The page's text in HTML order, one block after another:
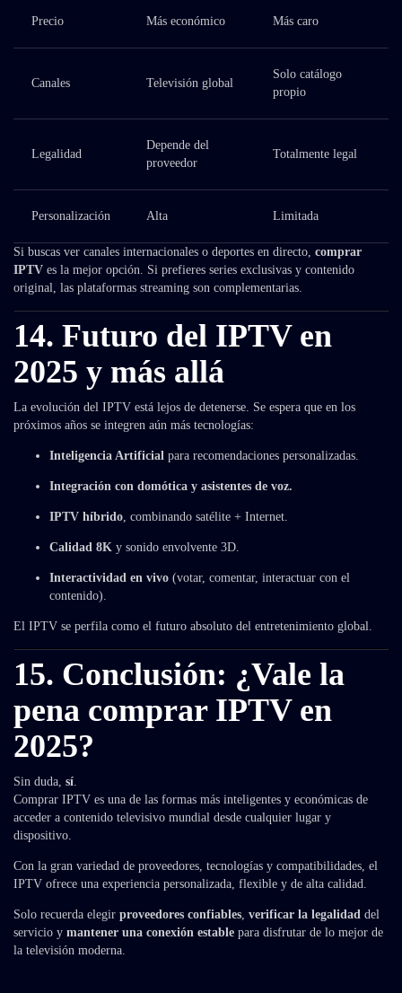
Precio Más económico Más caro
Canales Televisión global
Solo catálogo
propio
Legalidad
Depende del
proveedor
Totalmente legal
Personalización Alta Limitada
Si buscas ver canales internacionales o deportes en directo, comprar
IPTV es la mejor opción. Si prefieres series exclusivas y contenido
original, las plataformas streaming son complementarias.
14. Futuro del IPTV en
2025 y más allá
La evolución del IPTV está lejos de detenerse. Se espera que en los
próximos años se integren aún más tecnologías:
Inteligencia Artificial para recomendaciones personalizadas.
Integración con domótica y asistentes de voz.
IPTV híbrido, combinando satélite + Internet.
Calidad 8K y sonido envolvente 3D.
Interactividad en vivo (votar, comentar, interactuar con el
contenido).
El IPTV se perfila como el futuro absoluto del entretenimiento global.
15. Conclusión: ¿Vale la
pena comprar IPTV en
2025?
Sin duda, sí.
Comprar IPTV es una de las formas más inteligentes y económicas de
acceder a contenido televisivo mundial desde cualquier lugar y
dispositivo.
Con la gran variedad de proveedores, tecnologías y compatibilidades, el
IPTV ofrece una experiencia personalizada, flexible y de alta calidad.
Solo recuerda elegir proveedores confiables, verificar la legalidad del
servicio y mantener una conexión estable para disfrutar de lo mejor de
la televisión moderna.